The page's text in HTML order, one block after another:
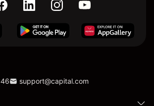
support@capital.com